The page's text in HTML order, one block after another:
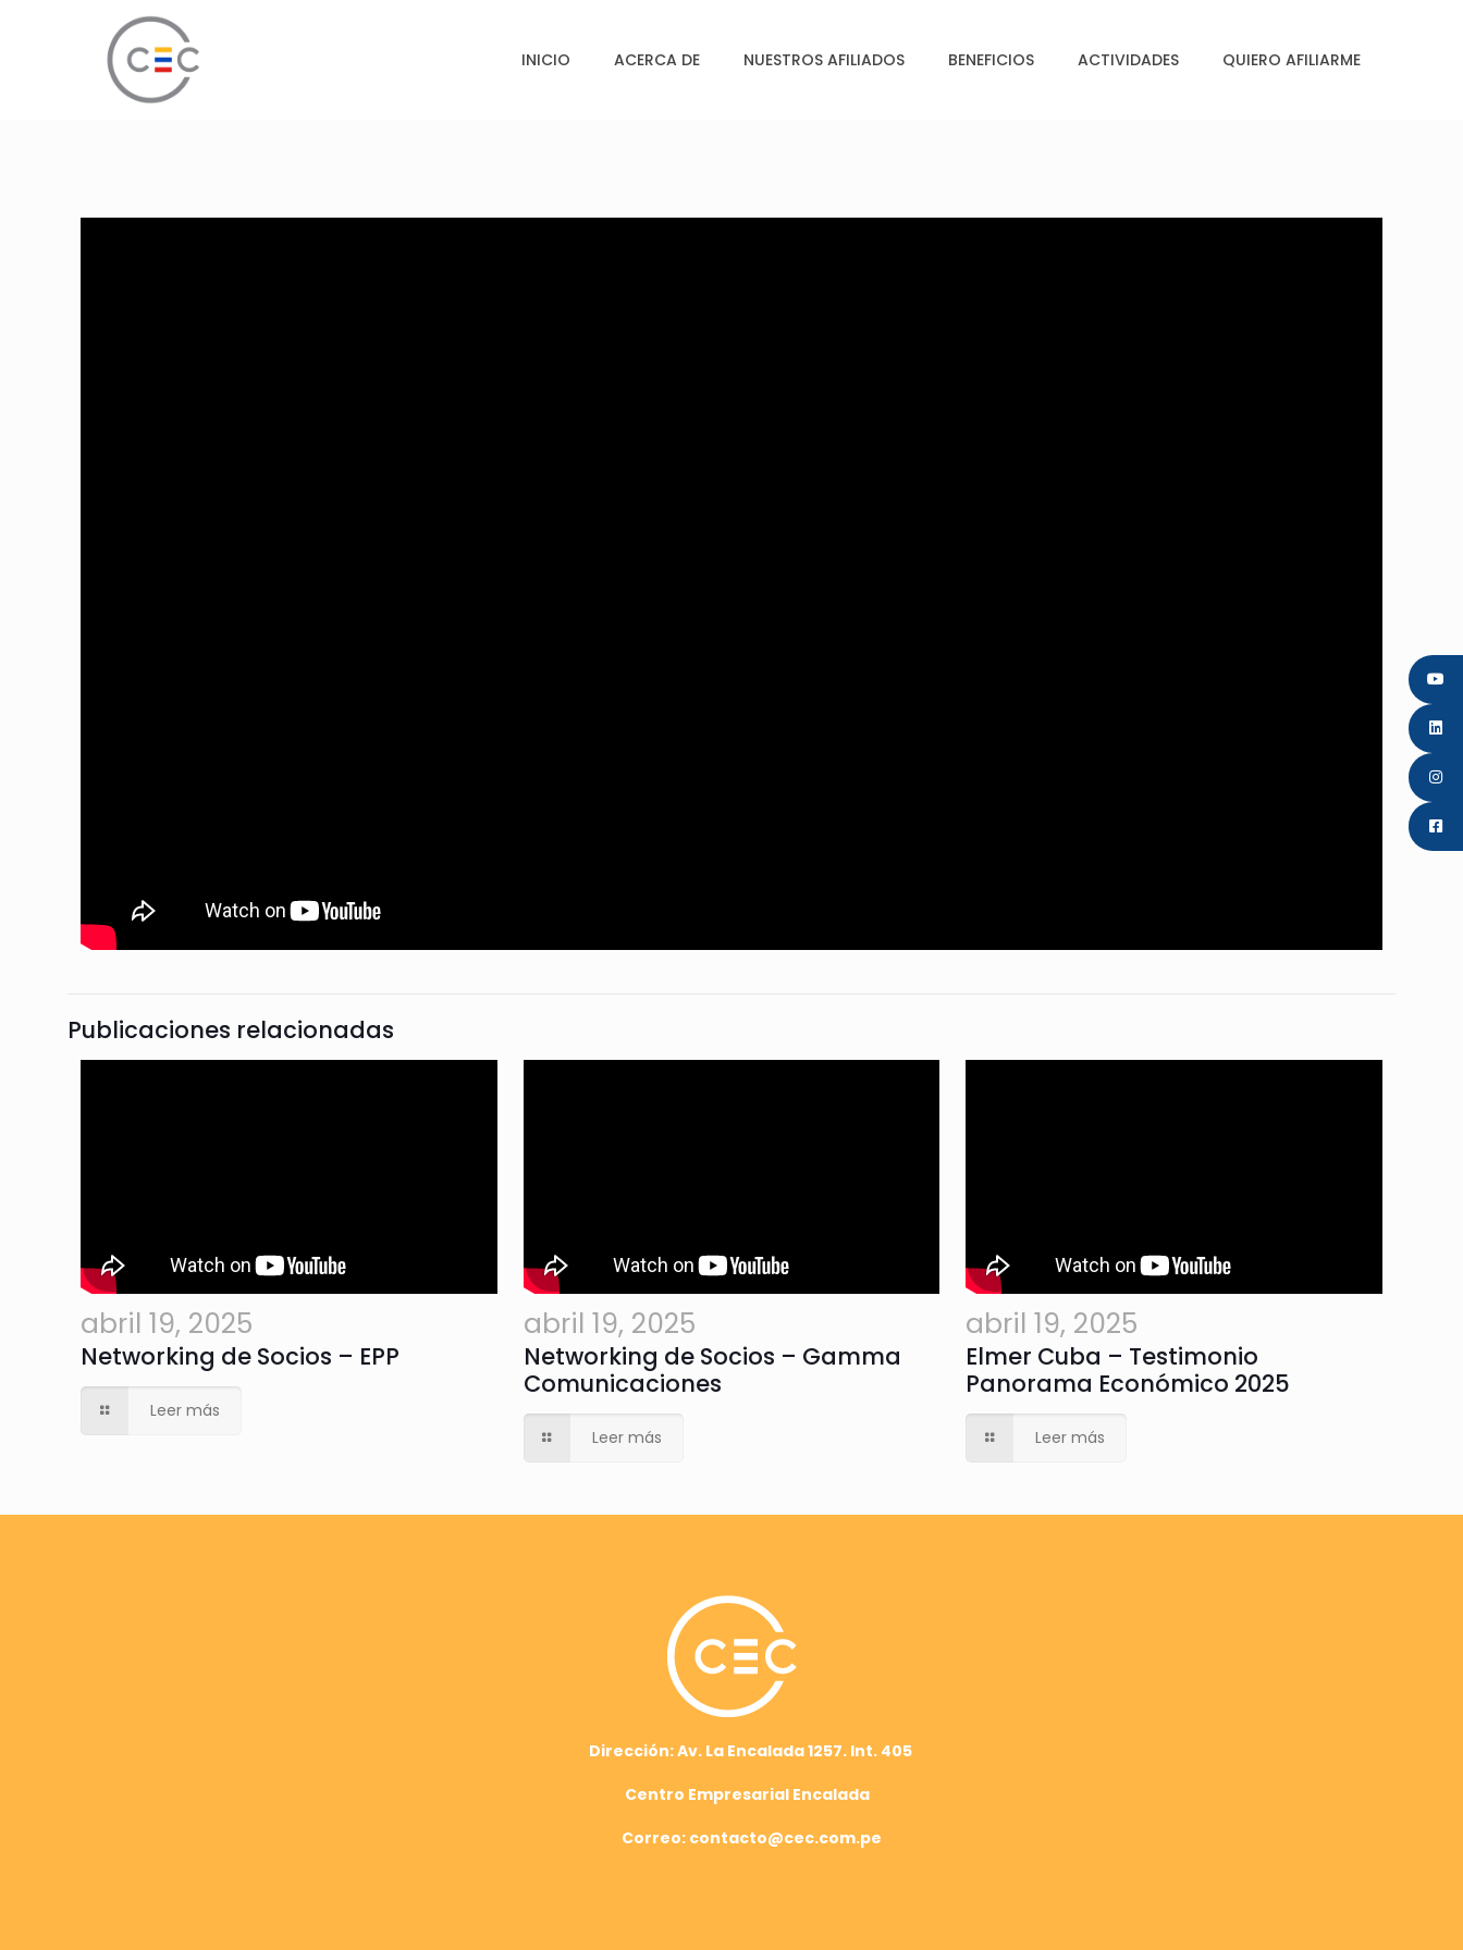
INICIO ACERCA DE NUESTROS AFILIADOS BENEFICIOS ACTIVIDADES QUIERO AFILIARME
Publicaciones relacionadas
abril 19, 2025
Networking de Socios – EPP
Leer más
abril 19, 2025
Networking de Socios – Gamma
Comunicaciones
Leer más
abril 19, 2025
Elmer Cuba – Testimonio
Panorama Económico 2025
Leer más
Dirección: Av. La Encalada 1257. Int. 405
Centro Empresarial Encalada
Correo: contacto@cec.com.pe